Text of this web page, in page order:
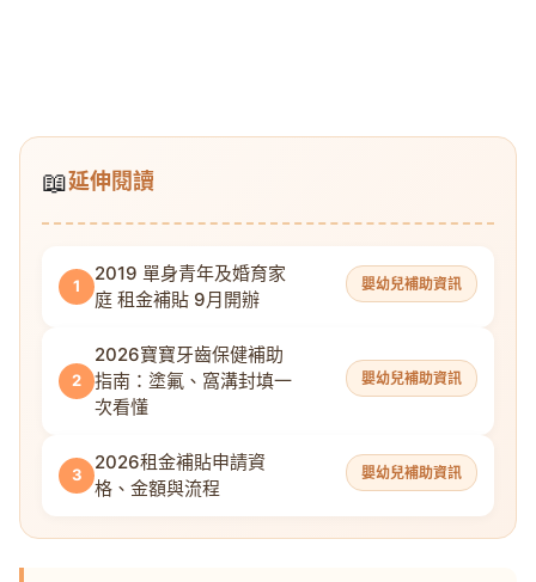
📖延伸閱讀
1
2019 單身青年及婚育家
庭 租金補貼 9月開辦
嬰幼兒補助資訊
2
2026寶寶牙齒保健補助
指南：塗氟、窩溝封填一
次看懂
嬰幼兒補助資訊
3
2026租金補貼申請資
格、金額與流程
嬰幼兒補助資訊